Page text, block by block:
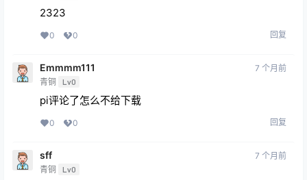
2323
0 0 回复
Emmmm111
青铜 Lv0
7 个月前
pi评论了怎么不给下载
0 0 回复
sff
青铜 Lv0
7 个月前